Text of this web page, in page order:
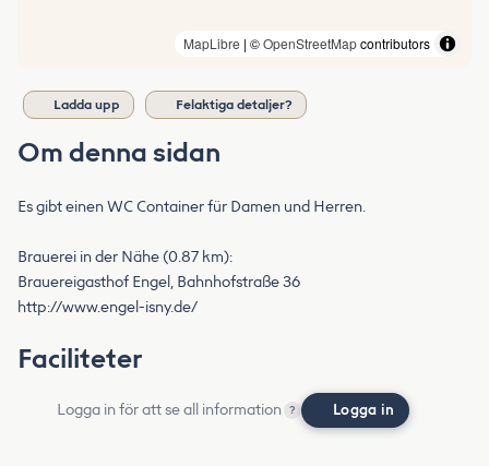
MapLibre | ©OpenStreetMapcontributors
Ladda upp Felaktiga detaljer?
Om denna sidan
Es gibt einen WC Container für Damen und Herren.
Brauerei in der Nähe (0.87 km):
Brauereigasthof Engel, Bahnhofstraße 36
http://www.engel-isny.de/
Faciliteter
Logga in för att se all information ? Logga in